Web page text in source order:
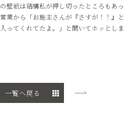
壁紙は結構私が押し切ったところもあっ
業から「お施主さんが『さすが！！』と
ってくれてたよ。」と聞いてホッとしま
一覧へ戻る